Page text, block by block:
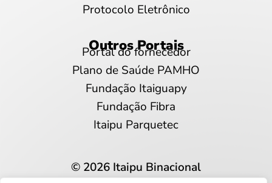
Protocolo Eletrônico
Outros Portais
Portal do fornecedor
Plano de Saúde PAMHO
Fundação Itaiguapy
Fundação Fibra
Itaipu Parquetec
© 2026 Itaipu Binacional